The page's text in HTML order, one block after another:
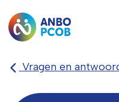
Vragen en